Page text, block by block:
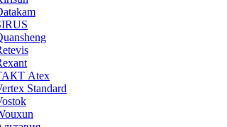
Atex
Standard